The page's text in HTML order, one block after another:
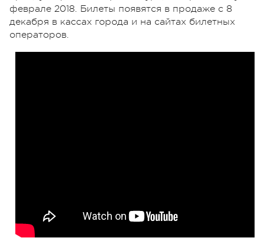
феврале 2018. Билеты появятся в продаже с 8
декабря в кассах города и на сайтах билетных
операторов.